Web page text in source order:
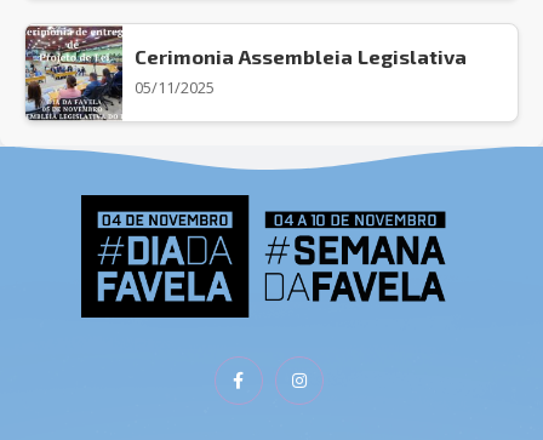
Cerimonia Assembleia Legislativa
05/11/2025